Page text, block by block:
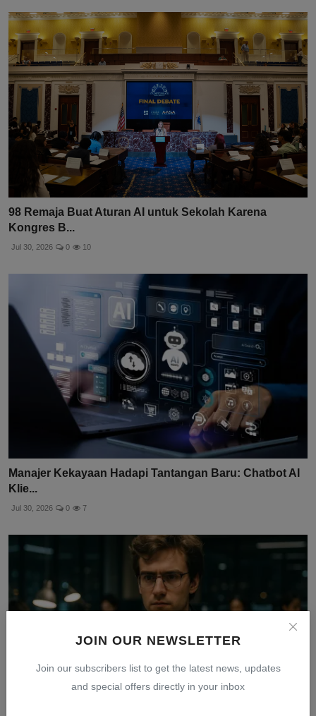
JOIN OUR NEWSLETTER
Join our subscribers list to get the latest news, updates
and special offers directly in your inbox
98 Remaja Buat Aturan AI untuk Sekolah Karena
Kongres B...
Jul 30, 2026 0 10
Manajer Kekayaan Hadapi Tantangan Baru: Chatbot AI
Klie...
Jul 30, 2026 0 7